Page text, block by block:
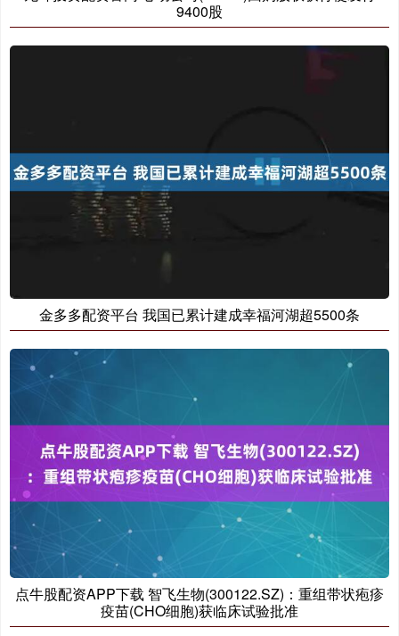
9400股
金多多配资平台 我国已累计建成幸福河湖超5500条
点牛股配资APP下载 智飞生物(300122.SZ)：重组带状疱疹
疫苗(CHO细胞)获临床试验批准